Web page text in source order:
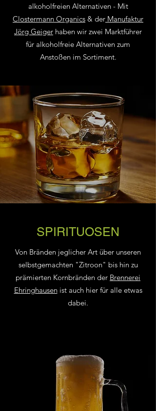
alkoholfreien Alternativen - Mit
Clostermann Organics & der Manufaktur
Jörg Geiger haben wir zwei Marktführer
für alkoholfreie Alternativen zum
Anstoßen im Sortiment.
SPIRITUOSEN
Von Bränden jeglicher Art über unseren
selbstgemachten "Zitroon" bis hin zu
prämierten Kornbränden der Brennerei
Ehringhausenist auch hier für alle etwas
dabei.